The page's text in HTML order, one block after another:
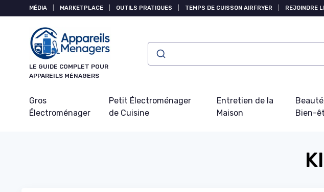
MÉDIA MARKETPLACE OUTILS PRATIQUES TEMPS DE CUISSON AIRFRYER REJOINDRE
LE GUIDE COMPLET POUR
APPAREILS MÉNAGERS
Gros
Électroménager
Petit Électroménager
de Cuisine
Entretien de la
Maison
Bien-
Panneau de gestion des cookies